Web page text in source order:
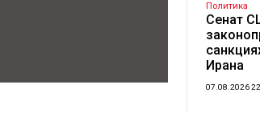
Политика
Сенат
Ирана
07.08.2026